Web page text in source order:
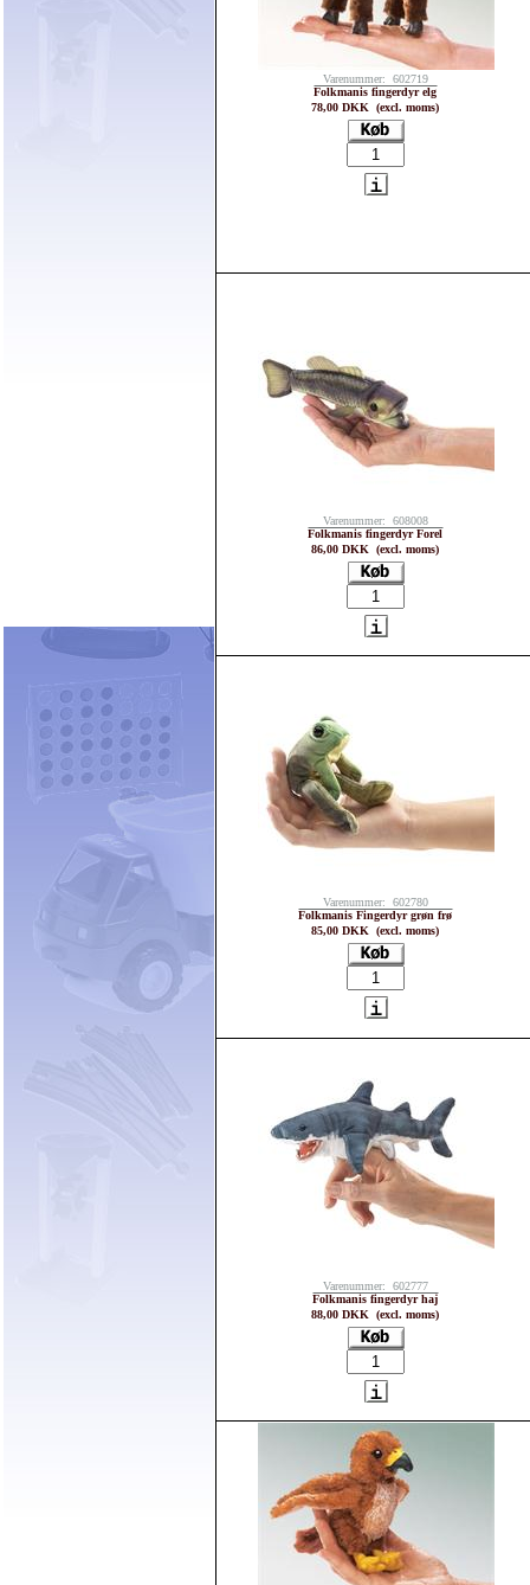
Varenummer: 602719
Folkmanis fingerdyr elg
78,00 DKK (excl. moms)
Varenummer: 608008
Folkmanis fingerdyr Forel
86,00 DKK (excl. moms)
Varenummer: 602780
Folkmanis Fingerdyr grøn frø
85,00 DKK (excl. moms)
Varenummer: 602777
Folkmanis fingerdyr haj
88,00 DKK (excl. moms)